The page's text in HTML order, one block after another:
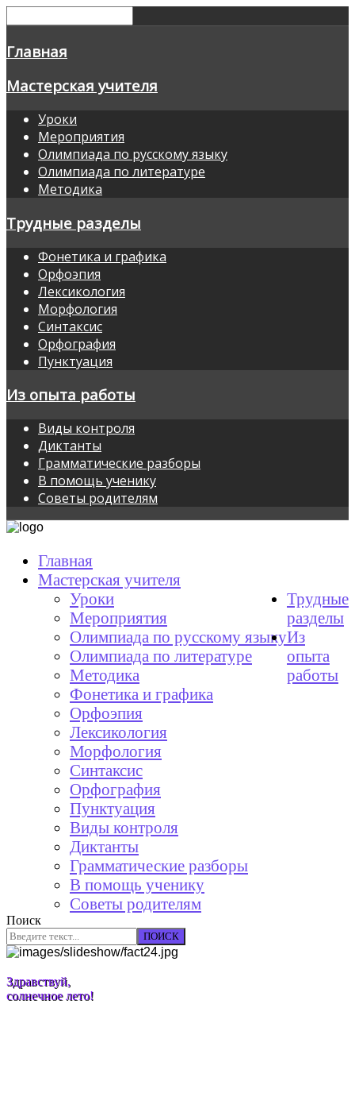
Главная
Мастерская учителя
Уроки
Мероприятия
Олимпиада по русскому языку
Олимпиада по литературе
Методика
Трудные разделы
Фонетика и графика
Орфоэпия
Лексикология
Морфология
Синтаксис
Орфография
Пунктуация
Из опыта работы
Виды контроля
Диктанты
Грамматические разборы
В помощь ученику
Советы родителям
Главная
Мастерская учителя
Уроки
Мероприятия
Олимпиада по русскому языку
Олимпиада по литературе
Методика
Трудные
разделы
Фонетика и графика
Орфоэпия
Лексикология
Морфология
Синтаксис
Орфография
Пунктуация
Из
опыта
работы
Виды контроля
Диктанты
Грамматические разборы
В помощь ученику
Советы родителям
Поиск
ПОИСК
Здравствуй,
солнечное лето!